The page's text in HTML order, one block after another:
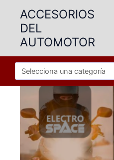
contenido
ACCESORIOS
DEL
AUTOMOTOR